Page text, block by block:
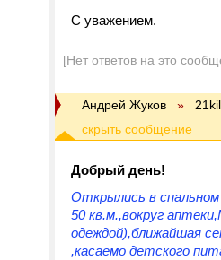
С уважением.
[Нет ответов на это
Андрей Жуков »
Добрый день!
Открылись в спальном
50 кв.м.,вокруг
одеждой),ближайшая
,касаемо детского